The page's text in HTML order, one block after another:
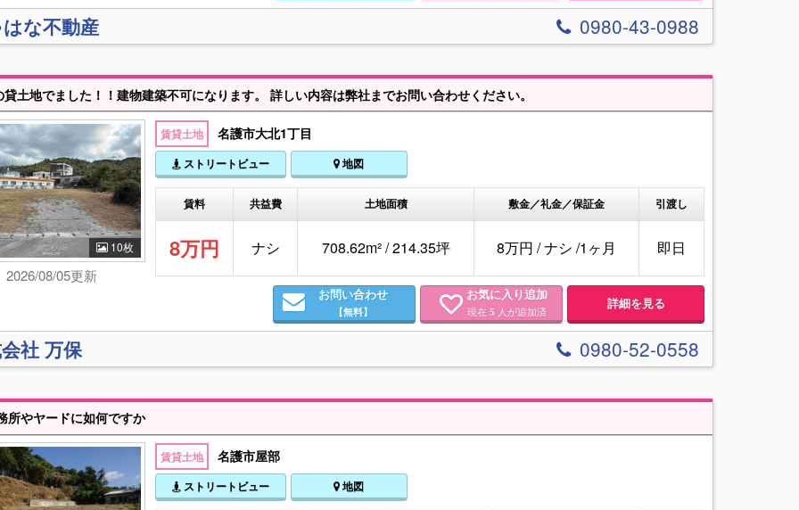
な不動産 0980-43-0988
土地でました！！建物建築不可になります。 詳しい内容は弊社までお問い合わせください。
10枚
2026/08/05更新
賃貸土地 名護市大北1丁目
ストリートビュー 地図
賃料 共益費 土地面積 敷金／礼金／保証金 引渡し
8万円 ナシ 708.62m² / 214.35坪 8万円 /ナシ /1ヶ月 即日
お問い合わせ
【無料】
お気に入り追加
現在5 人が追加済 詳細を見る
社 万保 0980-52-0558
所やヤードに如何ですか
賃貸土地 名護市屋部
ストリートビュー 地図